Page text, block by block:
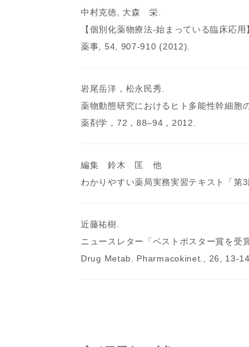
中村克徳, 大森 栄.
【個別化薬物療法-始まっている臨床応
薬事, 54, 907-910 (2012).
岩尾岳洋，松永民秀.
薬物動態研究におけるヒト多能性幹細胞
薬剤学，72，88–94，2012.
編集 鈴木 匡 他
わかりやすい薬局実務実習テキスト「第3
近藤祐樹.
ニュースレター「ベストポスター賞を受
Drug Metab. Pharmacokinet., 26, 13-14